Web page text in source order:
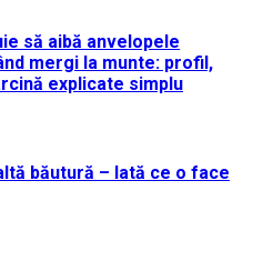
să aibă anvelopele
mergi la munte: profil,
explicate simplu
băutură – Iată ce o face